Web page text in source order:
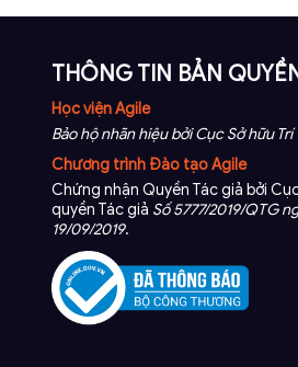
THÔNG TIN BẢN
Học viện Agile
Bảo hộ nhãn hiệu bởi Cục Sở hữu Trí
Chương trình Đào tạo Agile
Chứng nhận Quyền Tác giả bởi
quyền Tác giả Số 5777/2019/QTG
19/09/2019.